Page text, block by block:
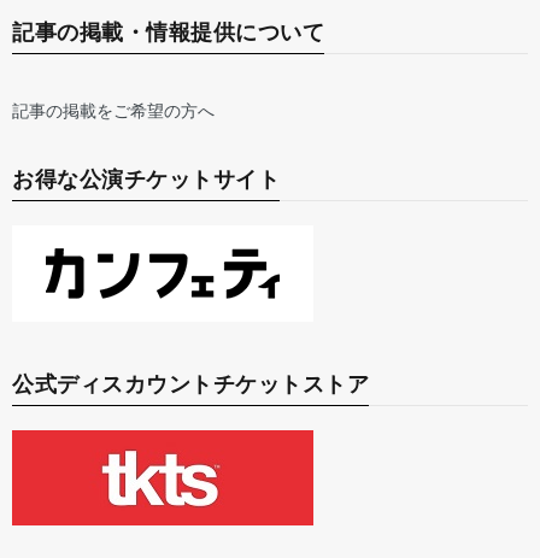
記事の掲載・情報提供について
記事の掲載をご希望の方へ
お得な公演チケットサイト
公式ディスカウントチケットストア